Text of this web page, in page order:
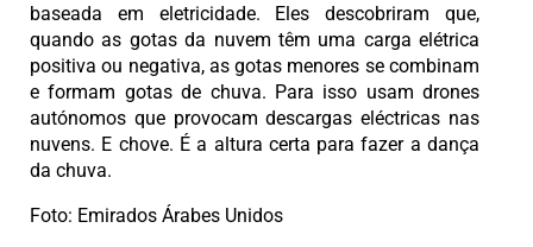
baseada em eletricidade. Eles descobriram que,
quando as gotas da nuvem têm uma carga elétrica
positiva ou negativa, as gotas menores se combinam
e formam gotas de chuva. Para isso usam drones
autónomos que provocam descargas eléctricas nas
nuvens. E chove. É a altura certa para fazer a dança
da chuva.
Foto: Emirados Árabes Unidos